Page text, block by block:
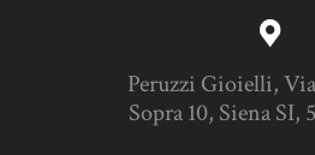
Peruzzi Gioielli,
Sopra 10, Siena SI,